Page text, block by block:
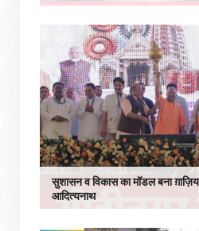
सुशासन व विकास का मॉडल बना
आदित्यनाथ